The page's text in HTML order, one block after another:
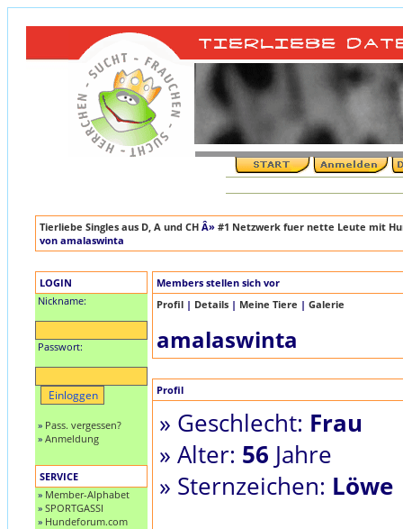
Tierliebe Singles aus D, A und CH Â» #1 Netzwerk fuer nette Leute mit
von amalaswinta
LOGIN
Nickname:
Passwort:
» Pass. vergessen?
» Anmeldung
SERVICE
» Member-Alphabet
» SPORTGASSI
» Hundeforum.com
Members stellen sich vor
Profil | Details | Meine Tiere | Galerie
amalaswinta
Profil
» Geschlecht: Frau
» Alter: 56 Jahre
» Sternzeichen: Löwe